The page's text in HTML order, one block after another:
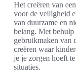
Het creëren van
voor de veiligheid
van duurzame en
belang. Met
gebruikmaken van
creëren waar
je je zorgen hoeft
situaties.